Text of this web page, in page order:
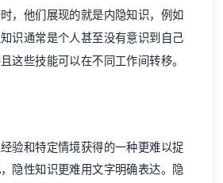
，他们展现的就是内隐知识，例如
识通常是个人甚至没有意识到自己
这些技能可以在不同工作间转移。
验和特定情境获得的一种更难以捉
隐性知识更难用文字明确表达。隐